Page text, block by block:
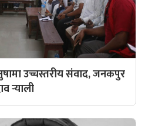
उच्चस्तरीय संवाद, जनकपुर
र्‍याली